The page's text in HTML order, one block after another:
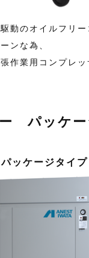
動のオイルフリー
ンな為、
作業用コンプレッ
パッケー
ッケージタイプ